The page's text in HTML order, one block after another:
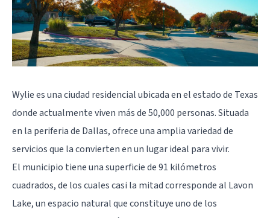
Wylie es una ciudad residencial ubicada en el estado de Texas
donde actualmente viven más de 50,000 personas. Situada
en la periferia de Dallas, ofrece una amplia variedad de
servicios que la convierten en un lugar ideal para vivir.
El municipio tiene una superficie de 91 kilómetros
cuadrados, de los cuales casi la mitad corresponde al Lavon
Lake, un espacio natural que constituye uno de los